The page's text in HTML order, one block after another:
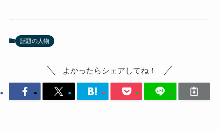
話題の人物
よかったらシェアしてね！